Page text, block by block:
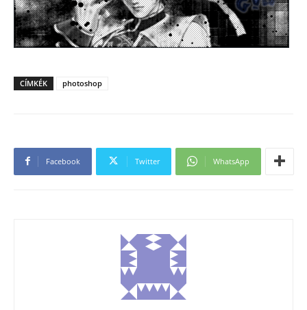
CÍMKÉK photoshop
Facebook Twitter WhatsApp